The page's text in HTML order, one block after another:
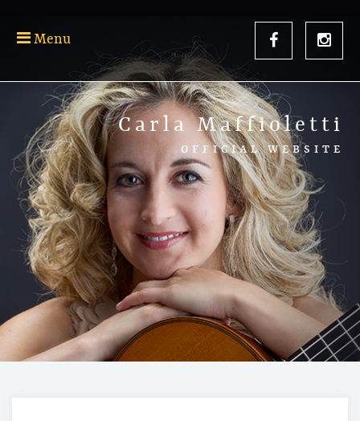
Menu
Carla Maffioletti
OFFICIAL WEBSITE